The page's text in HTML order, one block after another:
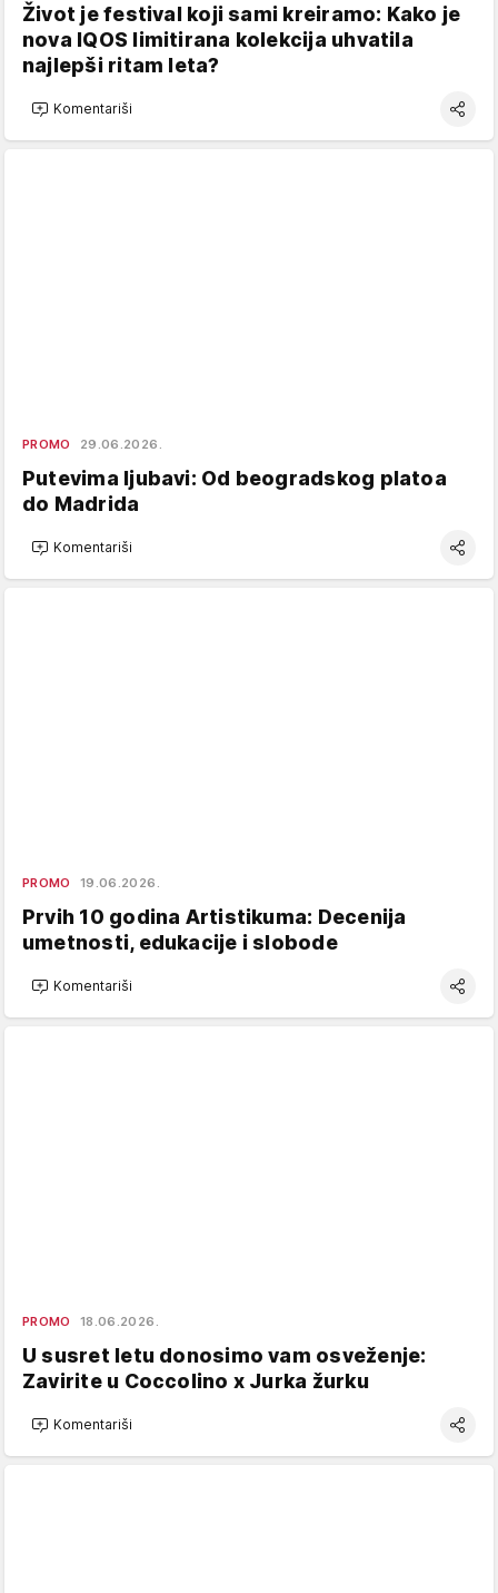
Život je festival koji sami kreiramo: Kako je
nova IQOS limitirana kolekcija uhvatila
najlepši ritam leta?
Komentariši
PROMO 29.06.2026.
Putevima ljubavi: Od beogradskog platoa
do Madrida
Komentariši
PROMO 19.06.2026.
Prvih 10 godina Artistikuma: Decenija
umetnosti, edukacije i slobode
Komentariši
PROMO 18.06.2026.
U susret letu donosimo vam osveženje:
Zavirite u Coccolino x Jurka žurku
Komentariši